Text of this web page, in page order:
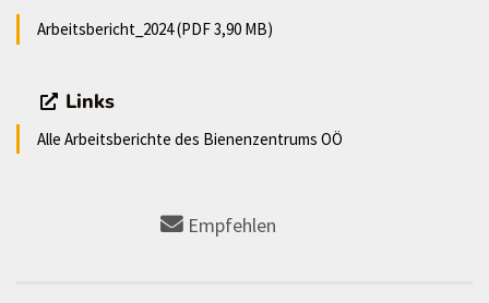
Arbeitsbericht_2024 (PDF 3,90 MB)
Links
Alle Arbeitsberichte des Bienenzentrums OÖ
Empfehlen